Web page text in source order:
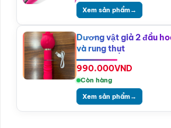
Xem sản phẩm→
Dương vật giả 2 đầu
và rung thụt
990.000VND
Còn hàng
Xem sản phẩm→